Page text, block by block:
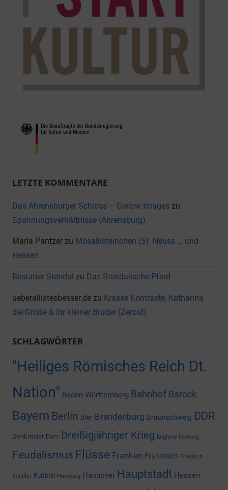
LETZTE KOMMENTARE
Das Ahrensburger Schloss – Gielow Images zu
Spannungsverhältnisse (Ahrensburg)
Maria Pantzer zu Mosaiksteinchen (5): Neuss … und
Hessen
Bestatter Stendal zu Das Stendalische Pferd
ueberallistesbesser.de zu Krasse Kontraste, Katharina
die Große & ihr kleiner Bruder (Zerbst)
SCHLAGWÖRTER
"Heiliges Römisches Reich Dt.
Nation" Baden-Württemberg Bahnhof Barock
Bayern Berlin Bier Brandenburg Braunschweig DDR
Denkmäler Dom Dreißigjähriger Krieg England Festung
Feudalismus Flüsse Franken Frankreich Friedrich
Schiller Fußball Hamburg Hannover Hauptstadt Hessen